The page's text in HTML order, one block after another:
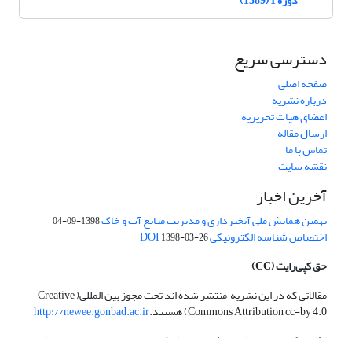
دسترسی سریع
صفحه اصلی
درباره نشریه
اعضای هیات تحریریه
ارسال مقاله
تماس با ما
نقشه سایت
آخرین اخبار
نهمین همایش ملی آبخیزداری و مدیریت منابع آب و خاک1398-09-04
اختصاص شناسه الکترونیکی DOI1398-03-26
حق کپی‌رایت(CC)
مقالاتی که در این نشریه منتشر شده اند تحت مجوز بین المللی( Creative
Commons Attribution cc-by 4.0) هستند.
http://newee.gonbad.ac.ir